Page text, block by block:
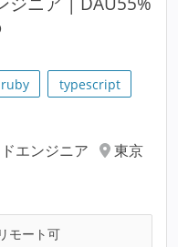
ruby
typescript
エンジニア
東京
モート可